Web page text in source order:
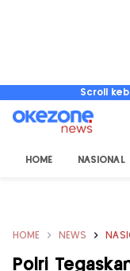
Scroll
HOME NASIONAL
HOME NEWS
Polri